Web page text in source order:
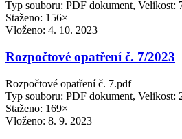
Typ souboru: PDF dokument, Velikost:
Staženo: 156×
Vloženo: 4. 10. 2023
Rozpočtové opatření č. 7/2023
Rozpočtové opatření č. 7.pdf
Typ souboru: PDF dokument, Velikost:
Staženo: 169×
Vloženo: 8. 9. 2023